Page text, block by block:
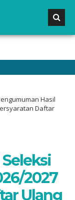
Hasil
Daftar
2027
Ulang